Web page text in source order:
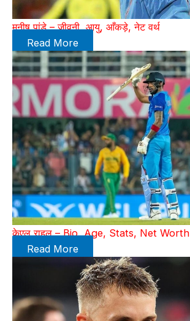
मनीष पांडे – जीवनी, आयु, आँकड़े, नेट वर्थ
Read More
केएल राहुल – Bio, Age, Stats, Net Worth
Read More